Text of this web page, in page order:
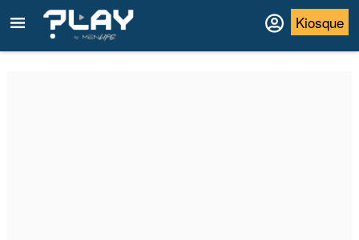
Kiosque